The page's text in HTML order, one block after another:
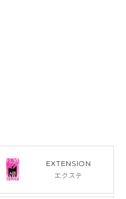
EXTENSION
エクステ